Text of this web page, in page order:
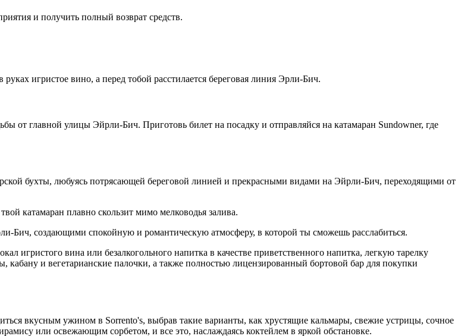
и получить полный возврат средств.
игристое вино, а перед тобой расстилается береговая линия Эрли-Бич.
от главной улицы Эйрли-Бич. Приготовь билет на посадку и отправляйся на катамаран Sundowner, где
бухты, любуясь потрясающей береговой линией и прекрасными видами на Эйрли-Бич, переходящими от
катамаран плавно скользит мимо мелководья залива.
Бич, создающими спокойную и романтическую атмосферу, в которой ты сможешь расслабиться.
игристого вина или безалкогольного напитка в качестве приветственного напитка, легкую тарелку
и вегетарианские палочки, а также полностью лицензированный бортовой бар для покупки
вкусным ужином в Sorrento's, выбрав такие варианты, как хрустящие кальмары, свежие устрицы, сочное
или освежающим сорбетом, и все это, наслаждаясь коктейлем в яркой обстановке.